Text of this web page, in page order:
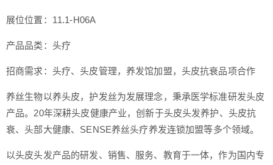
展位位置：11.1-H06A
产品品类：头疗
招商需求：头疗、头皮管理，养发馆加盟，头皮抗衰品项合作
养丝生物以养头皮，护发丝为发展理念，秉承医学标准研发头皮
产品。20年深耕头皮健康产业，创新于头皮头发养护、头皮抗
衰、头部大健康、SENSE养丝头疗养发连锁加盟等多个领域。
以头皮头发产品的研发、销售、服务、教育于一体，作为国内专